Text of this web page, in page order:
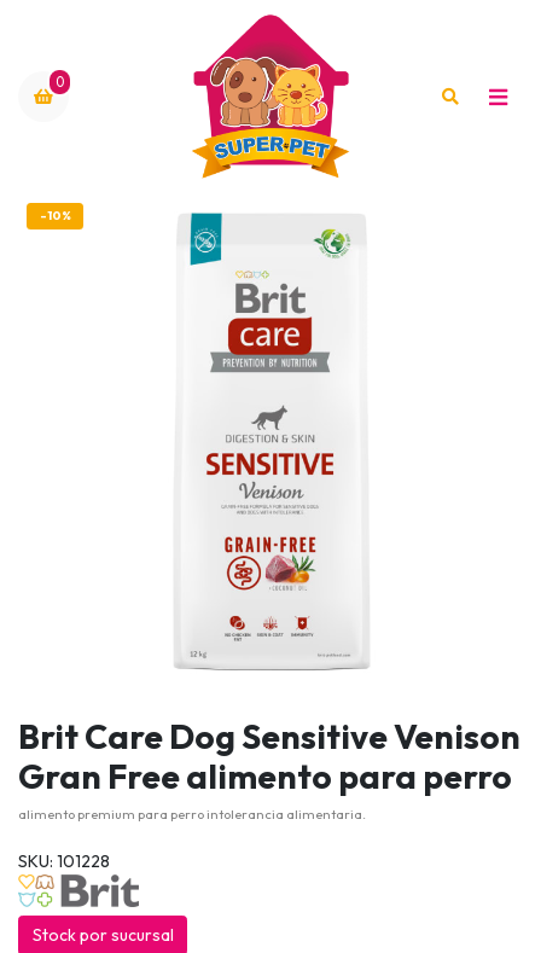
0
-10%
Brit Care Dog Sensitive Venison
Gran Free alimento para perro
alimento premium para perro intolerancia alimentaria.
SKU: 101228
Stock por sucursal